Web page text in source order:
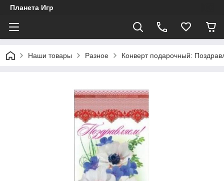
Планета Игр
Наши товары Разное Конверт подарочный: